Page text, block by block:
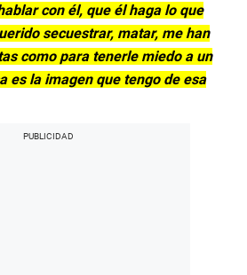
con él, que él haga lo que
secuestrar, matar, me han
como para tenerle miedo a un
es la imagen que tengo de esa